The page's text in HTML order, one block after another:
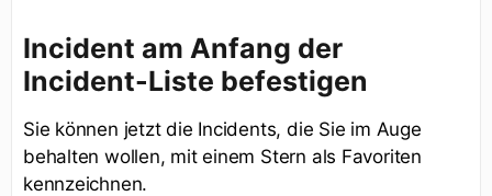
Incident am Anfang der
Incident-Liste befestigen
Sie können jetzt die Incidents, die Sie im Auge
behalten wollen, mit einem Stern als Favoriten
kennzeichnen.